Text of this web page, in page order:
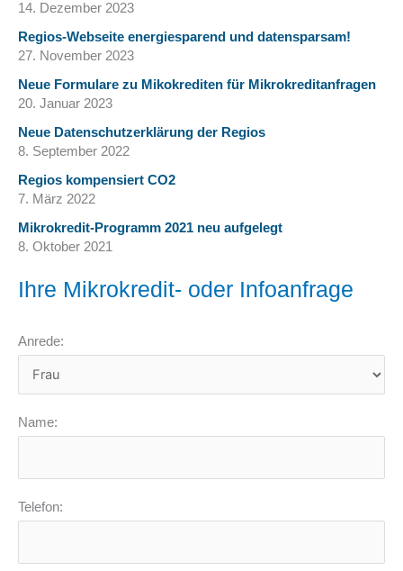
14. Dezember 2023
Regios-Webseite energiesparend und datensparsam!
27. November 2023
Neue Formulare zu Mikokrediten für Mikrokreditanfragen
20. Januar 2023
Neue Datenschutzerklärung der Regios
8. September 2022
Regios kompensiert CO2
7. März 2022
Mikrokredit-Programm 2021 neu aufgelegt
8. Oktober 2021
Ihre Mikrokredit- oder Infoanfrage
Anrede:
Name:
Telefon: